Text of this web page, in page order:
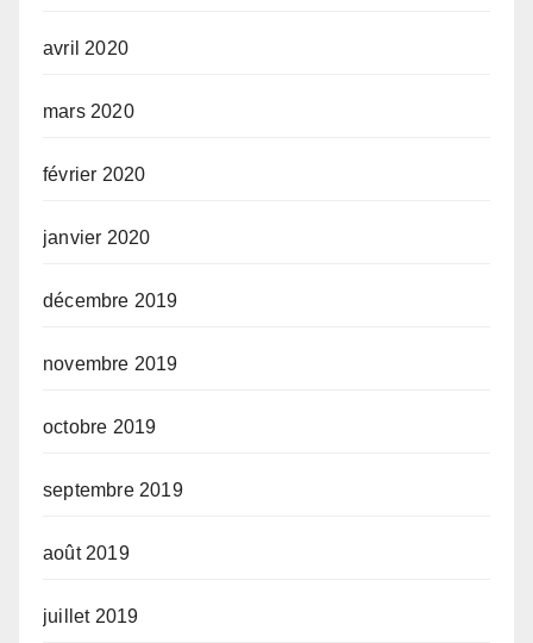
avril 2020
mars 2020
février 2020
janvier 2020
décembre 2019
novembre 2019
octobre 2019
septembre 2019
août 2019
juillet 2019